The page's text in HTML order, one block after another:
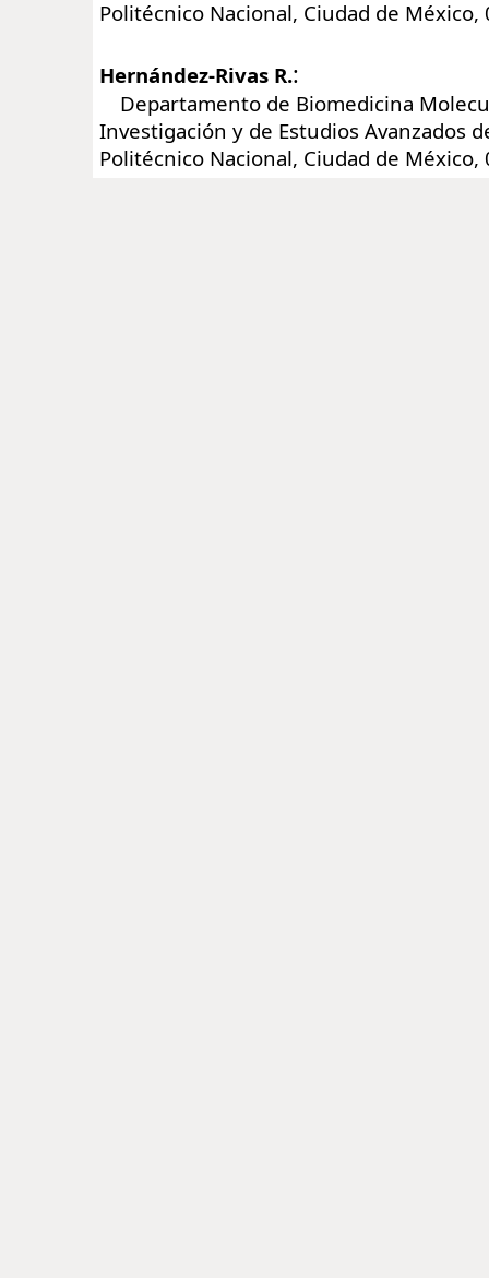
Politécnico Nacional, Ciudad de México,
Hernández-Rivas R.:
Departamento de Biomedicina
Investigación y de Estudios Avanzados
Politécnico Nacional, Ciudad de México,